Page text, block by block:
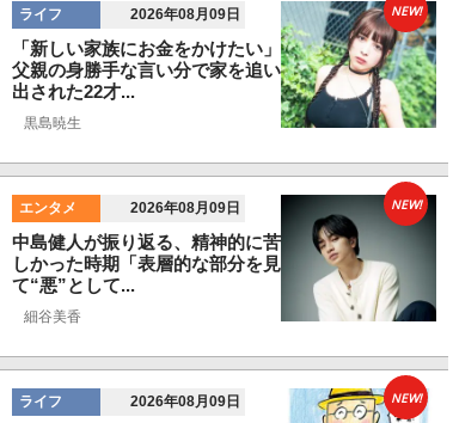
ライフ 2026年08月09日
「新しい家族にお金をかけたい」
父親の身勝手な言い分で家を追い
出された22才...
黒島暁生
NEW!
エンタメ 2026年08月09日
中島健人が振り返る、精神的に苦
しかった時期「表層的な部分を見
て“悪”として...
細谷美香
NEW!
ライフ 2026年08月09日 NEW!